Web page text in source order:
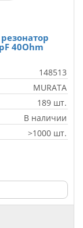
40Ohm
148513
MURATA
189 шт.
В наличии
>1000 шт.